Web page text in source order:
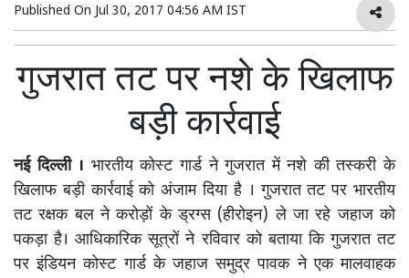
Published On Jul 30, 2017 04:56 AM IST
गुजरात तट पर नशे के खिलाफ
बड़ी कार्रवाई
नई दिल्ली । भारतीय कोस्ट गार्ड ने गुजरात में नशे की तस्करी के
खिलाफ बड़ी कार्रवाई को अंजाम दिया है । गुजरात तट पर भारतीय
तट रक्षक बल ने करोड़ों के ड्रग्स (हीरोइन) ले जा रहे जहाज को
पकड़ा है। आधिकारिक सूत्रों ने रविवार को बताया कि गुजरात तट
पर इंडियन कोस्ट गार्ड के जहाज समुद्र पावक ने एक मालवाहक